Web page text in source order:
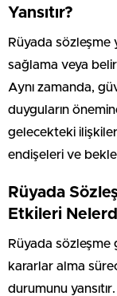
Yansıtır?
Rüyada sözleşme
sağlama veya
Aynı zamanda,
duyguların
gelecekteki ilişkiler
endişeleri ve
Rüyada
Etkileri
Rüyada sözleşme
kararlar alma
durumunu